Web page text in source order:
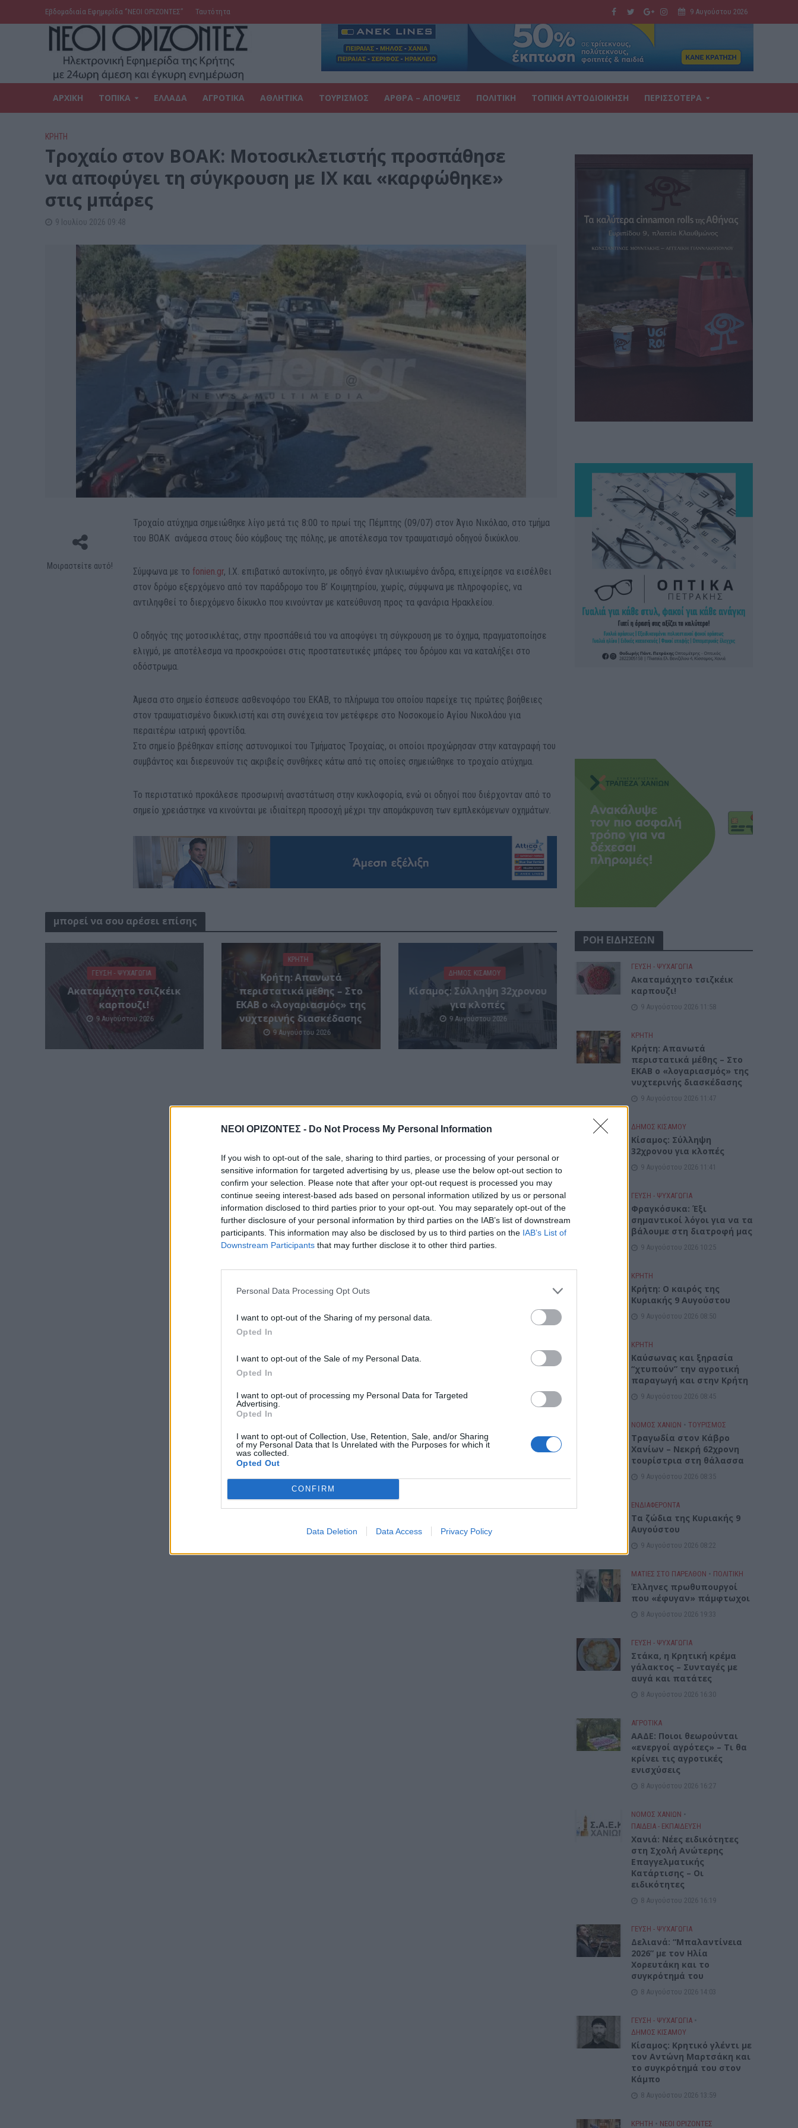
ΝΕΟΙ ΟΡΙΖΟΝΤΕΣ - Do Not Process My Personal Information
If you wish to opt-out of the sale, sharing to third parties, or processing of your personal or
sensitive information for targeted advertising by us, please use the below opt-out section to
confirm your selection. Please note that after your opt-out request is processed you may
continue seeing interest-based ads based on personal information utilized by us or personal
information disclosed to third parties prior to your opt-out. You may separately opt-out of the
further disclosure of your personal information by third parties on the IAB’s list of downstream
participants. This information may also be disclosed by us to third parties on the IAB’s List of
Downstream Participants that may further disclose it to other third parties.
Personal Data Processing Opt Outs
I want to opt-out of the Sharing of my personal data.
Opted In
I want to opt-out of the Sale of my Personal Data.
Opted In
I want to opt-out of processing my Personal Data for Targeted
Advertising.
Opted In
I want to opt-out of Collection, Use, Retention, Sale, and/or Sharing
of my Personal Data that Is Unrelated with the Purposes for which it
was collected.
Opted Out
CONFIRM
Data Deletion Data Access Privacy Policy
Εβδομαδιαία Εφημερίδα ‘’ΝΕΟΙ ΟΡΙΖΟΝΤΕΣ’’ Ταυτότητα 9 Αυγούστου 2026
ΑΡΧΙΚΗ ΤΟΠΙΚΑ ΕΛΛΑΔΑ ΑΓΡΟΤΙΚΑ ΑΘΛΗΤΙΚΑ ΤΟΥΡΙΣΜΟΣ ΑΡΘΡΑ – ΑΠΟΨΕΙΣ ΠΟΛΙΤΙΚΗ ΤΟΠΙΚΗ ΑΥΤΟΔΙΟΙΚΗΣΗ ΠΕΡΙΣΣΟΤΕΡΑ
ΚΡΗΤΗ
Τροχαίο στον ΒΟΑΚ: Μοτοσικλετιστής προσπάθησε
να αποφύγει τη σύγκρουση με ΙΧ και «καρφώθηκε»
στις μπάρες
9 Ιουλίου 2026 09:48
Μοιραστείτε αυτό!
Τροχαίο ατύχημα σημειώθηκε λίγο μετά τις 8:00 το πρωί της Πέμπτης (09/07) στον Άγιο Νικόλαο, στο τμήμα
του ΒΟΑΚ ανάμεσα στους δύο κόμβους της πόλης, με αποτέλεσμα τον τραυματισμό οδηγού δικύκλου.
Σύμφωνα με το fonien.gr, Ι.Χ. επιβατικό αυτοκίνητο, με οδηγό έναν ηλικιωμένο άνδρα, επιχείρησε να εισέλθει
στον δρόμο εξερχόμενο από τον παράδρομο του Β’ Κοιμητηρίου, χωρίς, σύμφωνα με πληροφορίες, να
αντιληφθεί το διερχόμενο δίκυκλο που κινούνταν με κατεύθυνση προς τα φανάρια Ηρακλείου.
Ο οδηγός της μοτοσικλέτας, στην προσπάθειά του να αποφύγει τη σύγκρουση με το όχημα, πραγματοποίησε
ελιγμό, με αποτέλεσμα να προσκρούσει στις προστατευτικές μπάρες του δρόμου και να καταλήξει στο
οδόστρωμα.
Άμεσα στο σημείο έσπευσε ασθενοφόρο του ΕΚΑΒ, το πλήρωμα του οποίου παρείχε τις πρώτες βοήθειες
στον τραυματισμένο δικυκλιστή και στη συνέχεια τον μετέφερε στο Νοσοκομείο Αγίου Νικολάου για
περαιτέρω ιατρική φροντίδα.
Στο σημείο βρέθηκαν επίσης αστυνομικοί του Τμήματος Τροχαίας, οι οποίοι προχώρησαν στην καταγραφή του
συμβάντος και διερευνούν τις ακριβείς συνθήκες κάτω από τις οποίες σημειώθηκε το τροχαίο ατύχημα.
Το περιστατικό προκάλεσε προσωρινή αναστάτωση στην κυκλοφορία, ενώ οι οδηγοί που διέρχονταν από το
σημείο χρειάστηκε να κινούνται με ιδιαίτερη προσοχή μέχρι την απομάκρυνση των εμπλεκόμενων οχημάτων.
μπορεί να σου αρέσει επίσης
ΓΕΎΣΗ - ΨΥΧΑΓΩΓΊΑ
Ακαταμάχητο τσιζκέικ
καρπουζι!
9 Αυγούστου 2026
ΚΡΗΤΗ
Κρήτη: Απανωτά
περιστατικά μέθης – Στο
ΕΚΑΒ ο «λογαριασμός» της
νυχτερινής διασκέδασης
9 Αυγούστου 2026
ΔΉΜΟΣ ΚΙΣΆΜΟΥ
Κίσαμος: Σύλληψη 32χρονου
για κλοπές
9 Αυγούστου 2026
ΡΟΗ ΕΙΔΗΣΕΩΝ
ΓΕΎΣΗ - ΨΥΧΑΓΩΓΊΑ
Ακαταμάχητο τσιζκέικ
καρπουζι!
9 Αυγούστου 2026 11:58
ΚΡΗΤΗ
Κρήτη: Απανωτά
περιστατικά μέθης – Στο
ΕΚΑΒ ο «λογαριασμός» της
νυχτερινής διασκέδασης
9 Αυγούστου 2026 11:47
ΔΉΜΟΣ ΚΙΣΆΜΟΥ
Κίσαμος: Σύλληψη
32χρονου για κλοπές
9 Αυγούστου 2026 11:41
ΓΕΎΣΗ - ΨΥΧΑΓΩΓΊΑ
Φραγκόσυκα: Έξι
σημαντικοί λόγοι για να τα
βάλουμε στη διατροφή μας
9 Αυγούστου 2026 10:25
ΚΡΗΤΗ
Κρήτη: Ο καιρός της
Κυριακής 9 Αυγούστου
9 Αυγούστου 2026 08:50
ΚΡΗΤΗ
Καύσωνας και ξηρασία
“χτυπούν” την αγροτική
παραγωγή και στην Κρήτη
9 Αυγούστου 2026 08:45
ΝΟΜΌΣ ΧΑΝΊΩΝ • ΤΟΥΡΙΣΜΟΣ
Τραγωδία στον Κάβρο
Χανίων – Νεκρή 62χρονη
τουρίστρια στη θάλασσα
9 Αυγούστου 2026 08:35
ΕΝΔΙΑΦΕΡΟΝΤΑ
Τα ζώδια της Κυριακής 9
Αυγούστου
9 Αυγούστου 2026 08:22
ΜΑΤΙΕΣ ΣΤΟ ΠΑΡΕΛΘΟΝ • ΠΟΛΙΤΙΚΗ
Έλληνες πρωθυπουργοί
που «έφυγαν» πάμφτωχοι
8 Αυγούστου 2026 19:33
ΓΕΎΣΗ - ΨΥΧΑΓΩΓΊΑ
Στάκα, η Κρητική κρέμα
γάλακτος – Συνταγές με
αυγά και πατάτες
8 Αυγούστου 2026 16:30
ΑΓΡΟΤΙΚΑ
ΑΑΔΕ: Ποιοι θεωρούνται
«ενεργοί αγρότες» – Τι θα
κρίνει τις αγροτικές
ενισχύσεις
8 Αυγούστου 2026 16:27
ΝΟΜΌΣ ΧΑΝΊΩΝ •
ΠΑΙΔΕΙΑ - ΕΚΠΑΙΔΕΥΣΗ
Χανιά: Νέες ειδικότητες
στη Σχολή Ανώτερης
Επαγγελματικής
Κατάρτισης – Οι
ειδικότητες
8 Αυγούστου 2026 16:19
ΓΕΎΣΗ - ΨΥΧΑΓΩΓΊΑ
Δελιανά: “Μπαλαντίνεια
2026” με τον Ηλία
Χορευτάκη και το
συγκρότημά του
8 Αυγούστου 2026 14:03
ΓΕΎΣΗ - ΨΥΧΑΓΩΓΊΑ •
ΔΉΜΟΣ ΚΙΣΆΜΟΥ
Kίσαμος: Κρητικό γλέντι με
τον Αντώνη Μαρτσάκη και
το συγκρότημά του στον
Κάμπο
8 Αυγούστου 2026 13:59
ΚΡΗΤΗ • ΝΕΟΙ ΟΡΙΖΟΝΤΕΣ